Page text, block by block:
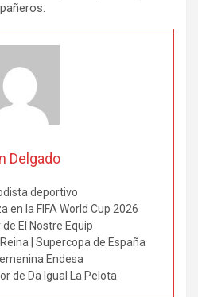
Delgado
deportivo
en la FIFA World Cup 2026
de El Nostre Equip
| Supercopa de España
Endesa
de Da Igual La Pelota